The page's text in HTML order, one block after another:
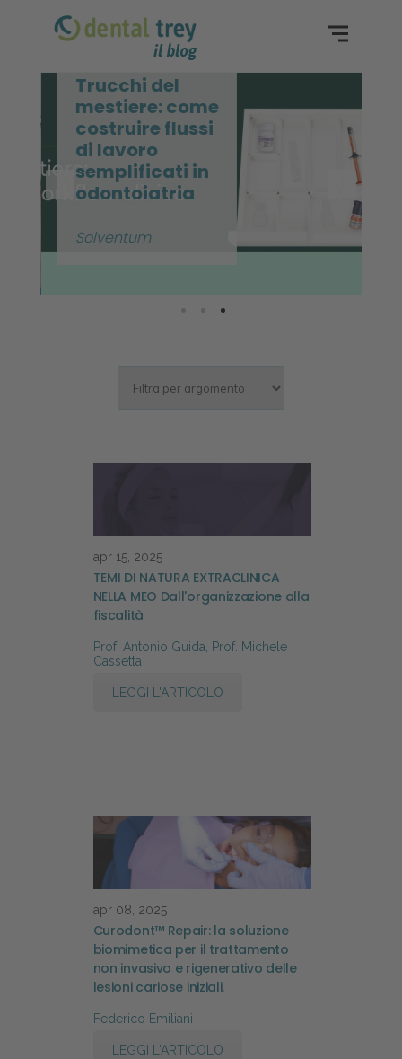
Trucchi del
mestiere: come
costruire flussi
di lavoro
semplificati in
odontoiatria
Solventum
apr 15, 2025
TEMI DI NATURA EXTRACLINICA
NELLA MEO Dall'organizzazione alla
fiscalità
Prof. Antonio Guida, Prof. Michele
Cassetta
LEGGI L'ARTICOLO
apr 08, 2025
Curodont™ Repair: la soluzione
biomimetica per il trattamento
non invasivo e rigenerativo delle
lesioni cariose iniziali.
Federico Emiliani
LEGGI L'ARTICOLO